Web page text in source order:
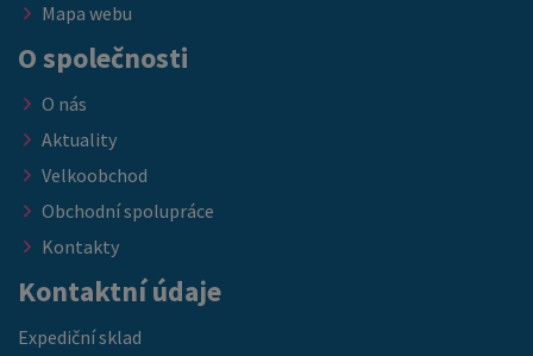
Mapa webu
O společnosti
O nás
Aktuality
Velkoobchod
Obchodní spolupráce
Kontakty
Kontaktní údaje
Expediční sklad